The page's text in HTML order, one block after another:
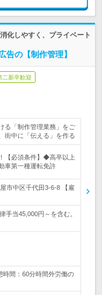
化しやすく、プライベート
告の【制作管理】
二新卒歓迎
る「制作管理業務」をご
街中に「伝える」を作る
【必須条件】◆高卒以上
車第一種運転免許
市中区千代田3-6-8 【雇
手当45,000円～を含む。
時間：60分時間外労働の